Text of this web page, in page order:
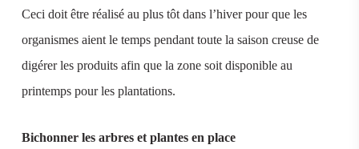
Ceci doit être réalisé au plus tôt dans l’hiver pour que les
organismes aient le temps pendant toute la saison creuse de
digérer les produits afin que la zone soit disponible au
printemps pour les plantations.
Bichonner les arbres et plantes en place